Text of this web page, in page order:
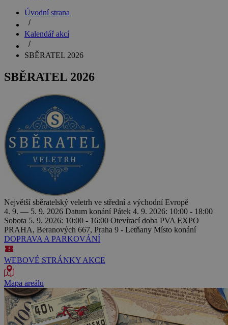
Úvodní strana
Kalendář akcí
SBĚRATEL 2026
SBĚRATEL 2026
Největší sběratelský veletrh ve střední a východní Evropě
4. 9. — 5. 9. 2026 Datum konání Pátek 4. 9. 2026: 10:00 - 18:00
Sobota 5. 9. 2026: 10:00 - 16:00 Otevírací doba PVA EXPO
PRAHA, Beranových 667, Praha 9 - Letňany Místo konání
DOPRAVA A PARKOVÁNÍ
WEBOVÉ STRÁNKY AKCE
Mapa areálu